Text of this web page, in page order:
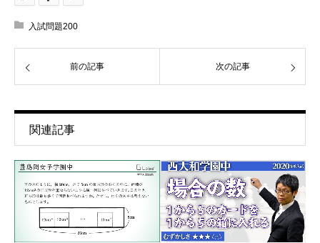
入試問題200
前の記事 次の記事
関連記事